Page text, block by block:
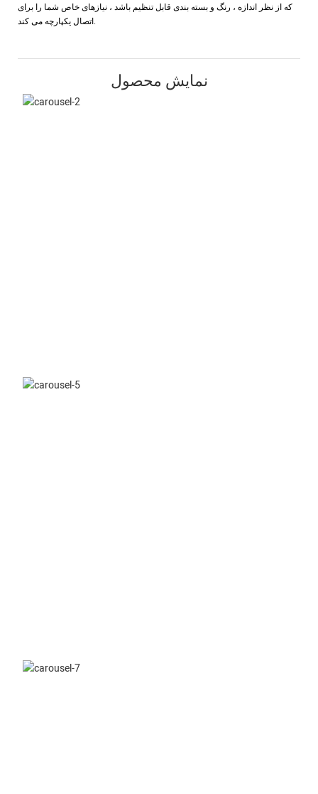
که از نظر اندازه ، رنگ و بسته بندی قابل تنظیم باشد ، نیازهای خاص شما را برای
اتصال یکپارچه می کند.
نمایش محصول